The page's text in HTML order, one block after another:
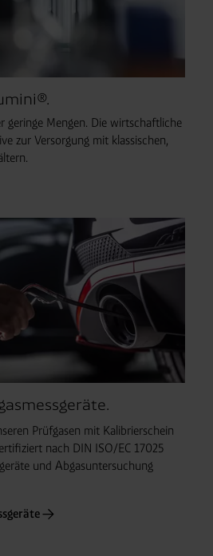
geringe Mengen. Die wirtschaftliche
zur Versorgung mit klassischen,
Prüfgasen mit Kalibrierschein
nach DIN ISO/EC 17025
und Abgasuntersuchung